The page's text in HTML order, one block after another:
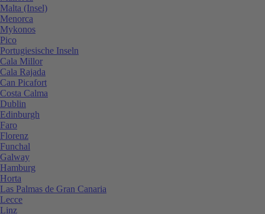
Malta (Insel)
Menorca
Mykonos
Pico
Portugiesische Inseln
Cala Millor
Cala Rajada
Can Picafort
Costa Calma
Dublin
Edinburgh
Faro
Florenz
Funchal
Galway
Hamburg
Horta
Las Palmas de Gran Canaria
Lecce
Linz